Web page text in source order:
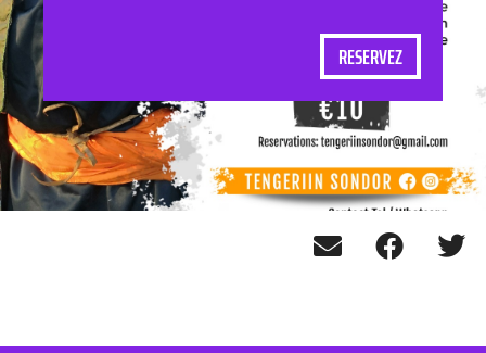
RESERVEZ